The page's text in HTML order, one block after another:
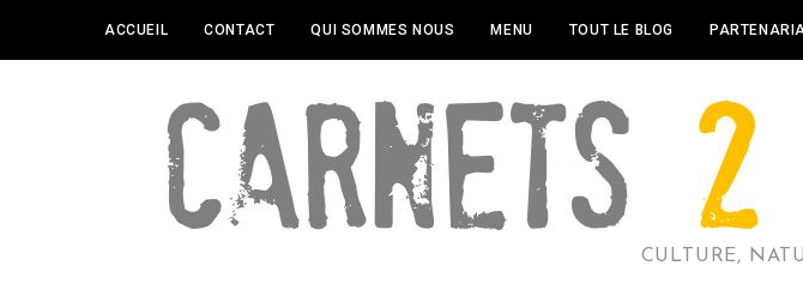
ACCUEIL CONTACT QUI SOMMES NOUS MENU TOUT LE BLOG
CULTURE,